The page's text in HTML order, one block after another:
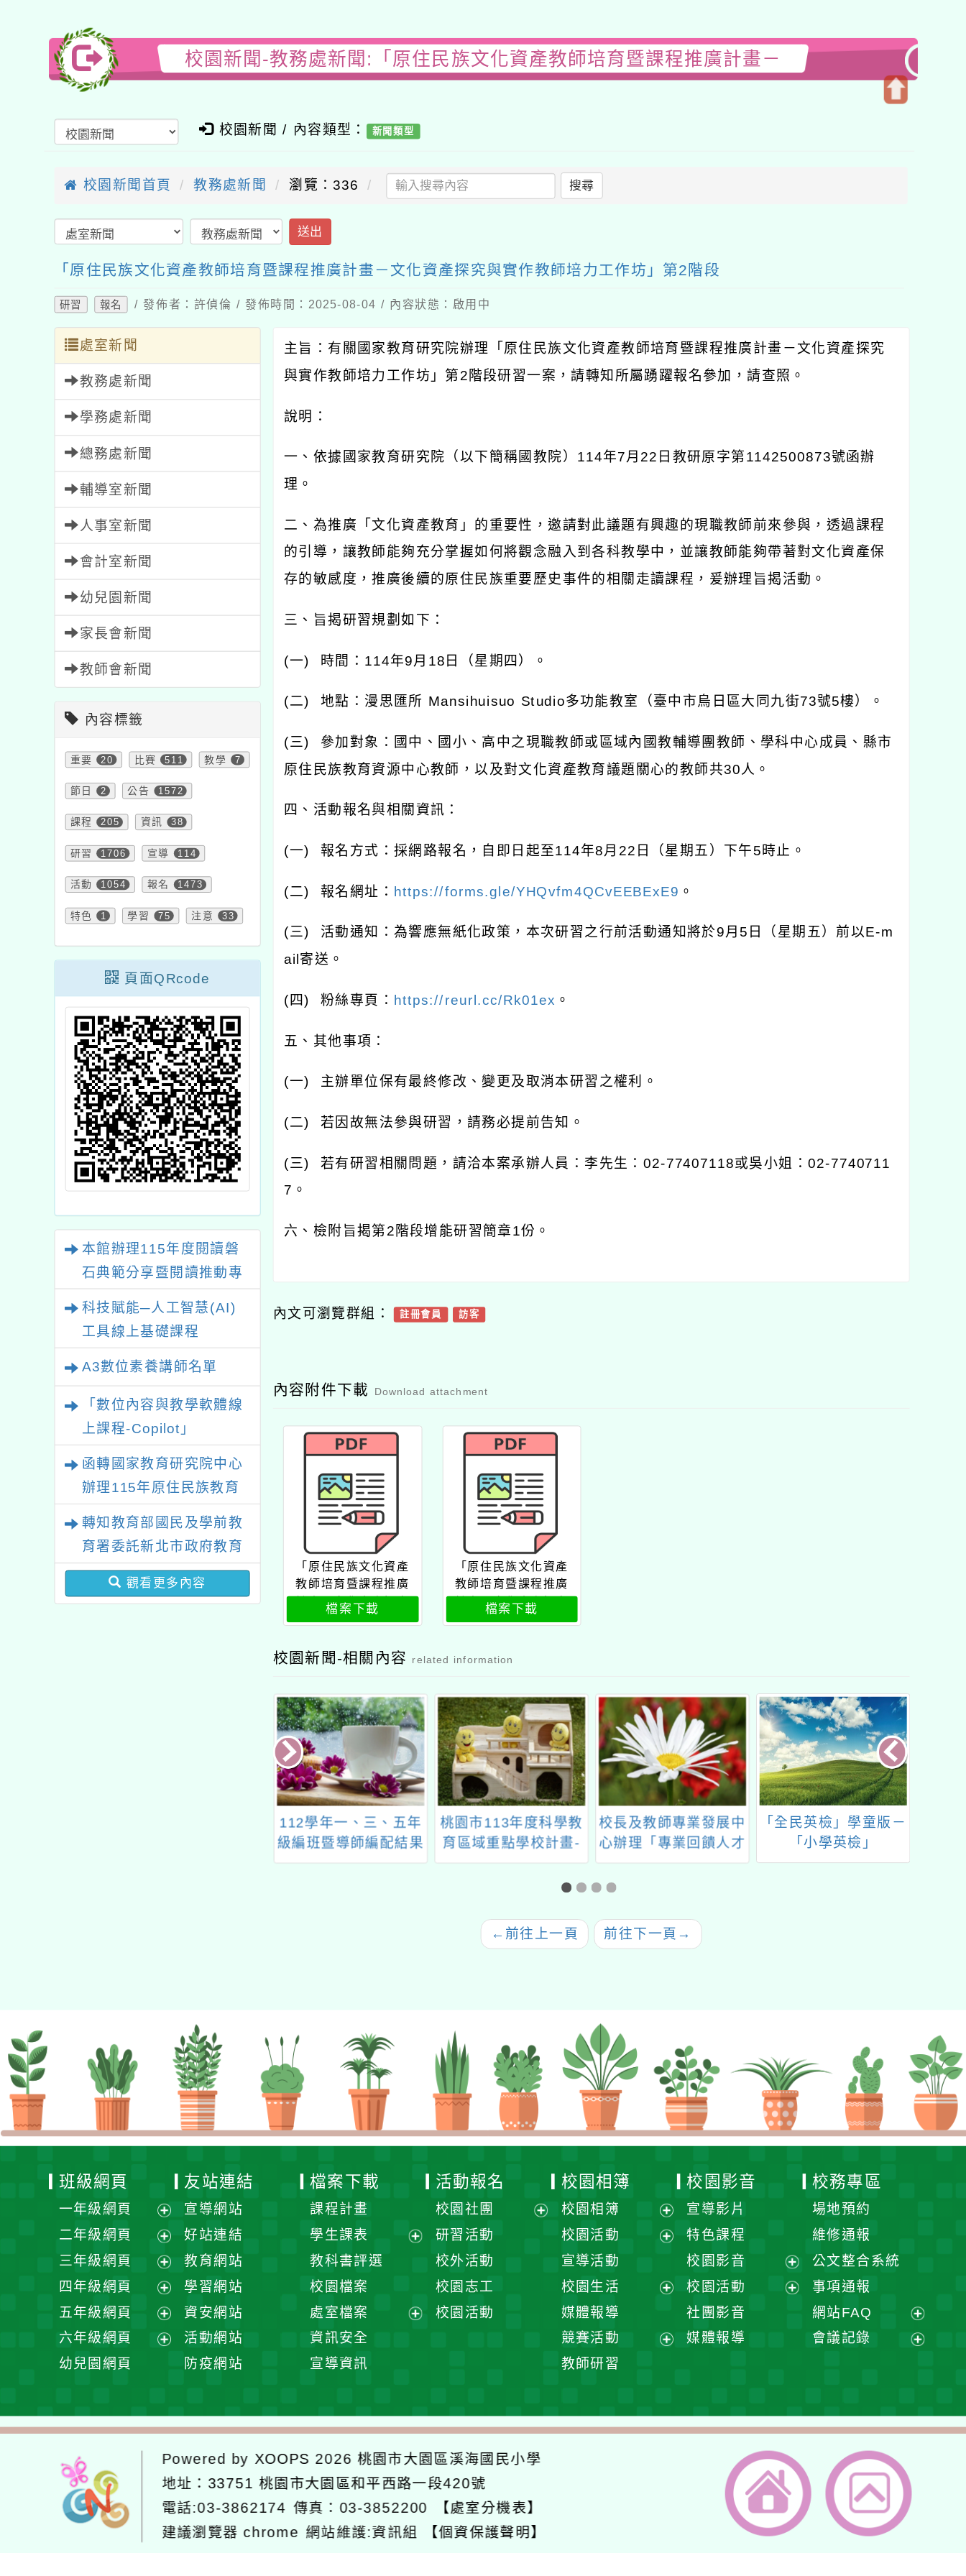
校園新聞-教務處新聞:「原住民族文化資產教師培育暨課程推廣計畫－
校園新聞 / 內容類型： 新聞類型
校園新聞首頁 教務處新聞 瀏覽：336 搜尋
送出
「原住民族文化資產教師培育暨課程推廣計畫－文化資產探究與實作教師培力工作坊」第2階段
研習 報名 / 發佈者：許偵倫 / 發佈時間：2025-08-04 / 內容狀態：啟用中
處室新聞
教務處新聞
學務處新聞
總務處新聞
輔導室新聞
人事室新聞
會計室新聞
幼兒園新聞
家長會新聞
教師會新聞
內容標籤
重要 20 比賽 511 教學 7
節日 2 公告 1572
課程 205 資訊 38
研習 1706 宣導 114
活動 1054 報名 1473
特色 1 學習 75 注意 33
頁面QRcode
本館辦理115年度閱讀磐
石典範分享暨閱讀推動專
科技賦能─人工智慧(AI)
工具線上基礎課程
A3數位素養講師名單
「數位內容與教學軟體線
上課程-Copilot」
函轉國家教育研究院中心
辦理115年原住民族教育
育國際趨勢與發展」
轉知教育部國民及學前教
育署委託新北市政府教育
局辦理「115年度教師專
業成長研習實施計畫－夢
觀看更多內容
主旨：有關國家教育研究院辦理「原住民族文化資產教師培育暨課程推廣計畫－文化資產探究
與實作教師培力工作坊」第 2 階段研習一案，請轉知所屬踴躍報名參加，請查照。
說明：
一、依據國家教育研究院（以下簡稱國教院） 114年7月 22 日教研原字第 1142500873號函辦
理。
二、為推廣「文化資產教育」的重要性，邀請對此議題有興趣的現職教師前來參與，透過課程
的引導，讓教師能夠充分掌握如何將觀念融入到各科教學中，並讓教師能夠帶著對文化資產保
存的敏感度，推廣後續的原住民族重要歷史事件的相關走讀課程，爰辦理旨揭活動。
三、旨揭研習規劃如下：
(一) 時間： 114年9月 18 日（星期四）。
(二) 地點：漫思匯所 Mansihuisuo Studio多功能教室（臺中市烏日區大同九街73號5樓）。
(三) 參加對象：國中、國小、高中之現職教師或區域內國教輔導團教師、學科中心成員、縣市
原住民族教育資源中心教師，以及對文化資產教育議題關心的教師共30人。
四、活動報名與相關資訊：
(一) 報名方式：採網路報名，自即日起至114年8月 22 日（星期五）下午5時止。
(二) 報名網址： https://forms.gle/YHQvfm4QCvEEBExE9 。
(三) 活動通知：為響應無紙化政策，本次研習之行前活動通知將於9月 5 日（星期五）前以E-m
ail 寄送。
( 四) 粉絲專頁： https://reurl.cc/Rk01ex 。
五、其他事項：
(一) 主辦單位保有最終修改、變更及取消本研習之權利。
(二) 若因故無法參與研習，請務必提前告知。
(三) 若有研習相關問題，請洽本案承辦人員：李先生： 02-77407118或吳小姐： 02-7740711
7 。
六、檢附旨揭第 2 階段增能研習簡章1份。
內文可瀏覽群組： 註冊會員 訪客
內容附件下載 Download attachment
「原住民族文化資產
教師培育暨課程推廣
計畫－文化資產探究
與實作教師培力工作
檔案下載
「原住民族文化資產
教師培育暨課程推廣
計畫－文化資產探究
與實作教師培力工作
檔案下載
校園新聞-相關內容 related information
桃園市113年度科學教
育區域重點學校計畫-
生活與應用科技(一)-
校長及教師專業發展中
心辦理「專業回饋人才
培訓實施計畫」
「全民英檢」學童版－
「小學英檢」
113年本市所屬學校弱
點掃描結果暨教育訓練
← 前往上一頁 前往下一頁 →
班級網頁
一年級網頁
展
開
選
單
二年級網頁
展
開
選
單
三年級網頁
展
選
單
四年級網頁
展
選
五年級網頁
展
六年級網頁
單
幼兒園網頁
友站連結
宣導網站
好站連結
教育網站
學習網站
資安網站
活動網站
防疫網站
檔案下載
課程計畫
學生課表
單
教科書評選
校園檔案
處室檔案
資訊安全
宣導資訊
活動報名
校園社團
研習活動
校外活動
校園志工
校園活動
校園相簿
校園相簿
展
開
單
校園活動
選
宣導活動
校園生活
選
媒體報導
競賽活動
單
教師研習
校園影音
宣導影片
特色課程
校園影音
展
校園活動
社團影音
媒體報導
校務專區
場地預約
維修通報
公文整合系統
事項通報
網站FAQ
展
會議記錄
單
Powered by XOOPS 2026桃園市大園區溪海國民小學
地址： 33751 桃園市大園區和平西路一段420號
電話:03-3862174 傳真：03-3852200
【處室分機表】
建議瀏覽器 chrome 網站維護:資訊組 【個資保護聲明】